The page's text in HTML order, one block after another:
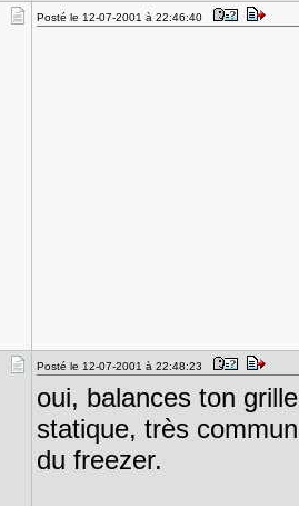
Posté le 12-07-2001 à 22:46:40
Posté le 12-07-2001 à 22:48:23
oui, balances ton
statique, très
du freezer.